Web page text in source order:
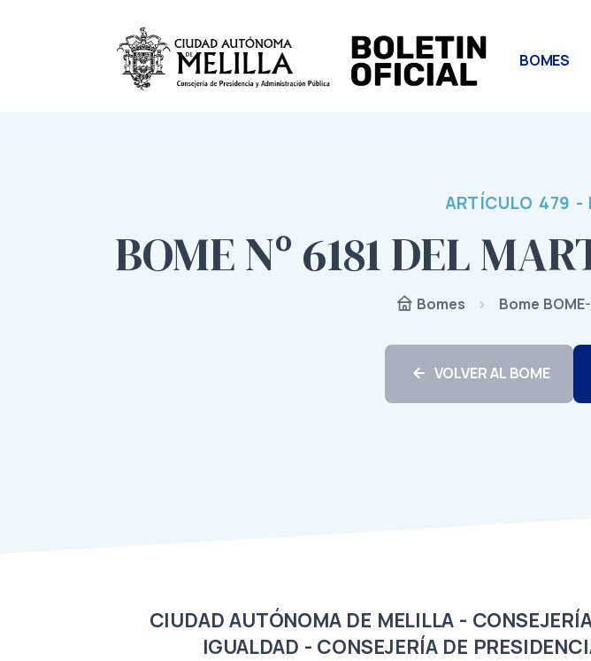
BOMES
ARTÍCULO 479 -
BOME Nº 6181 DEL
Bomes Bome
VOLVER AL BOME
CIUDAD AUTÓNOMA DE MELILLA -
IGUALDAD - CONSEJERÍA DE